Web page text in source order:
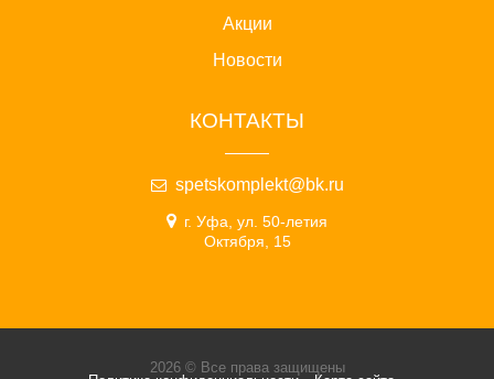
Акции
Новости
КОНТАКТЫ
spetskomplekt@bk.ru
г. Уфа, ул. 50-летия
Октября, 15
2026 © Все права защищены